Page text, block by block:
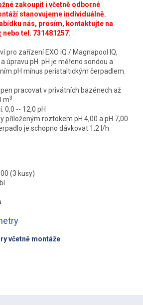
zakoupit i včetně odborné
stanovujeme individuálně.
nás, prosím, kontaktujte na
nebo tel. 731481257.
pro zařízení EXO iQ / Magnapool IQ,
úpravu pH. pH je měřeno sondou a
pH mínus peristaltickým čerpadlem.
pracovat v privátních bazénech až
m3
0,0 -- 12,0 pH
příloženým roztokem pH 4,00 a pH 7,00
je schopno dávkovat 1,2 l/h
(3 kusy)
včetně montáže